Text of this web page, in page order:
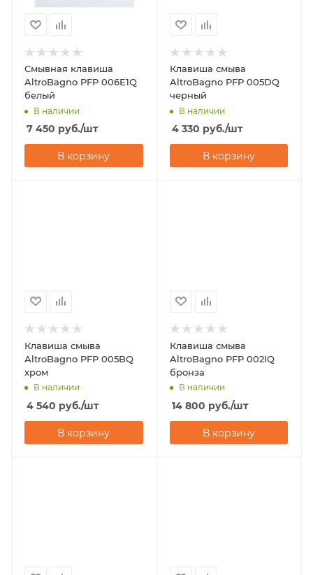
Смывная клавиша
AltroBagno PFP 006E1Q
белый
В наличии
7 450 руб./шт
В корзину
Клавиша смыва
AltroBagno PFP 005DQ
черный
В наличии
4 330 руб./шт
В корзину
Клавиша смыва
AltroBagno PFP 005BQ
хром
В наличии
4 540 руб./шт
В корзину
Клавиша смыва
AltroBagno PFP 002IQ
бронза
В наличии
14 800 руб./шт
В корзину